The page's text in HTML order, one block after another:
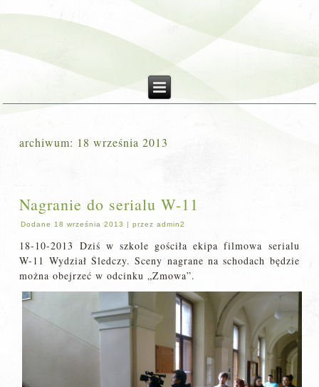
archiwum: 18 września 2013
Nagranie do serialu W-11
Dodane 18 września 2013 |przez admin2
18-10-2013 Dziś w szkole gościła ekipa filmowa serialu
W-11 Wydział Śledczy. Sceny nagrane na schodach będzie
można obejrzeć w odcinku „Zmowa”.